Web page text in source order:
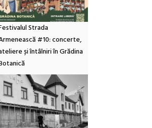
Strada
#10: concerte,
și întâlniri în Grădina